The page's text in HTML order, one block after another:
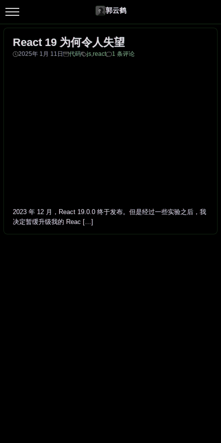
郭云鹤
React 19 为何令人失望
2025年 1月 11日 代码 js,react 1 条评论
2023 年 12 月，React 19.0.0 终于发布。但是经过一些实验之后，我
决定暂缓升级我的 Reac […]